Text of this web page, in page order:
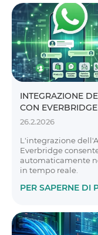
INTEGRAZIONE
CON EVERBRIDGE
26.2.2026
L'integrazione
Everbridge
automaticamente
in tempo reale.
PER SAPERNE DI